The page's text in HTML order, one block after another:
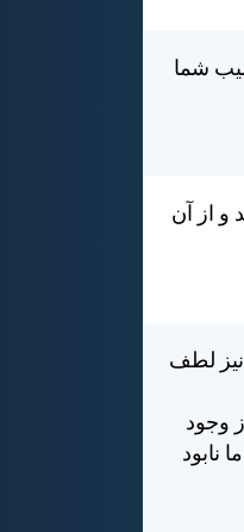
شما
و از آن
نيز لطف
وجود
نابود